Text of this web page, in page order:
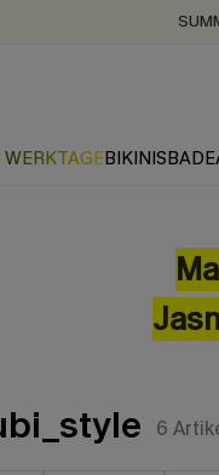
ZUM
WERKTAGEBIKINIS
6